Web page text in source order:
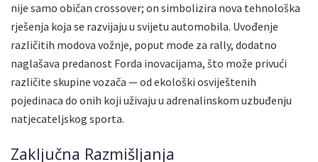
nije samo običan crossover; on simbolizira nova tehnološka
rješenja koja se razvijaju u svijetu automobila. Uvođenje
različitih modova vožnje, poput mode za rally, dodatno
naglašava predanost Forda inovacijama, što može privući
različite skupine vozača — od ekološki osviještenih
pojedinaca do onih koji uživaju u adrenalinskom uzbuđenju
natjecateljskog sporta.
Zaključna Razmišljanja